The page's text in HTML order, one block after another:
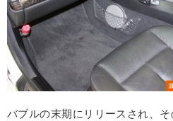
バブルの末期にリリースされ、